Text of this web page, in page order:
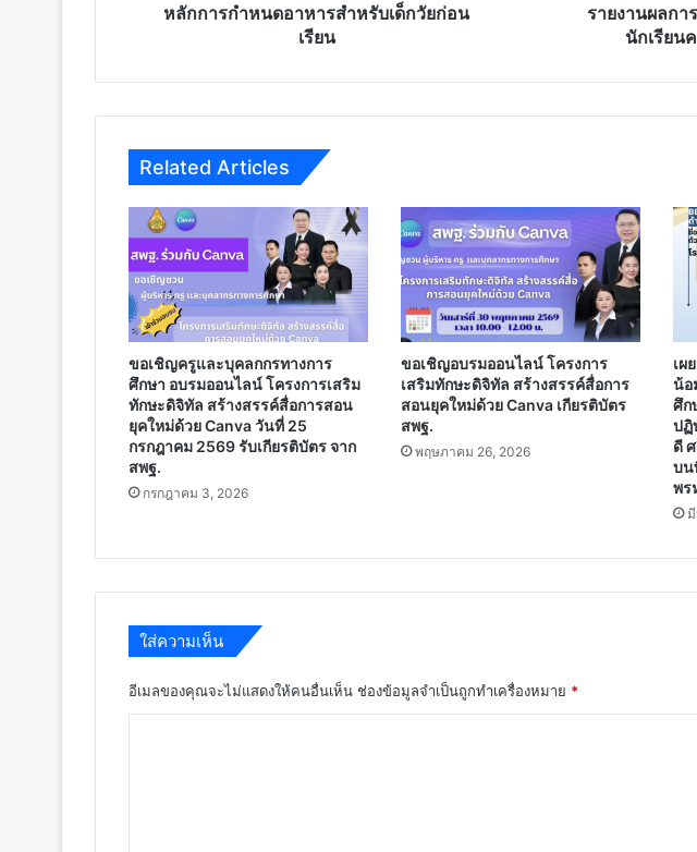
หลักการกำหนดอาหารสำหรับเด็กวัยก่อน
เรียน
รายงานผลก
นักเรียน
Related Articles
ขอเชิญครูและบุคลกกรทางการ
ศึกษา อบรมออนไลน์ โครงการเสริม
ทักษะดิจิทัล สร้างสรรค์สื่อการสอน
ยุคใหม่ด้วย Canva วันที่ 25
กรกฎาคม 2569 รับเกียรติบัตร จาก
สพฐ.
กรกฎาคม 3, 2026
ขอเชิญอบรมออนไลน์ โครงการ
เสริมทักษะดิจิทัล สร้างสรรค์สื่อการ
สอนยุคใหม่ด้วย Canva เกียรติบัตร
สพฐ.
พฤษภาคม 26, 2026
เผ
น้อ
ศึก
ปฏิ
ดี
บน
พร
ใส่ความเห็น
อีเมลของคุณจะไม่แสดงให้คนอื่นเห็น ช่องข้อมูลจำเป็นถูกทำเครื่องหมาย *